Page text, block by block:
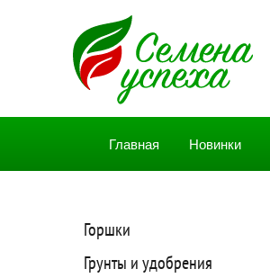
Главная Новинки
Горшки
Грунты и удобрения